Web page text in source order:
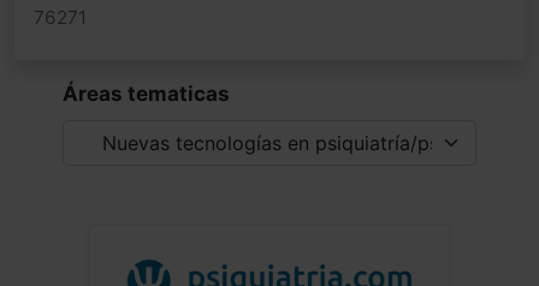
76271
Áreas tematicas